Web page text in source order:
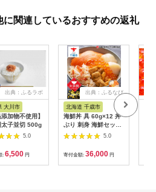
関連しているおすすめの返礼
出典：ふるラボ
大川市
添加物不使用】
太子並切 500g
5.0
: 6,500 円
出典：ふるなび
北海道 千歳市
海鮮丼 具 60g×12 丼
ぶり 刺身 海鮮セット
【札幌バルナバフー
5.0
寄付金額: 36,000 円